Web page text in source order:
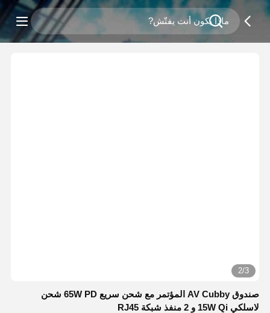
2/3
صندوق AV Cubby المؤتمر مع شحن سريع 65W PD شحن
لاسلكي 15W Qi و 2 منفذ شبكة RJ45